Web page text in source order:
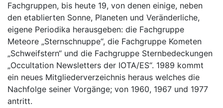
Fachgruppen, bis heute 19, von denen einige, neben
den etablierten Sonne, Planeten und Veränderliche,
eigene Periodika herausgeben: die Fachgruppe
Meteore „Sternschnuppe“, die Fachgruppe Kometen
„Schweifstern“ und die Fachgruppe Sternbedeckungen
„Occultation Newsletters der IOTA/ES“. 1989 kommt
ein neues Mitgliederverzeichnis heraus welches die
Nachfolge seiner Vorgänge; von 1960, 1967 und 1977
antritt.